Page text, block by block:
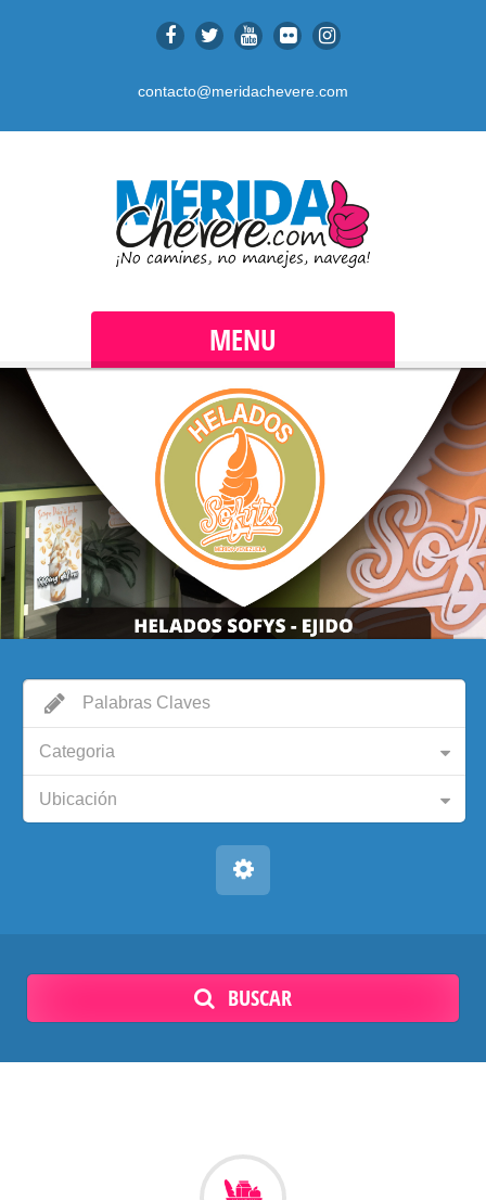
contacto@meridachevere.com
MENU
Categoria
Ubicación
BUSCAR